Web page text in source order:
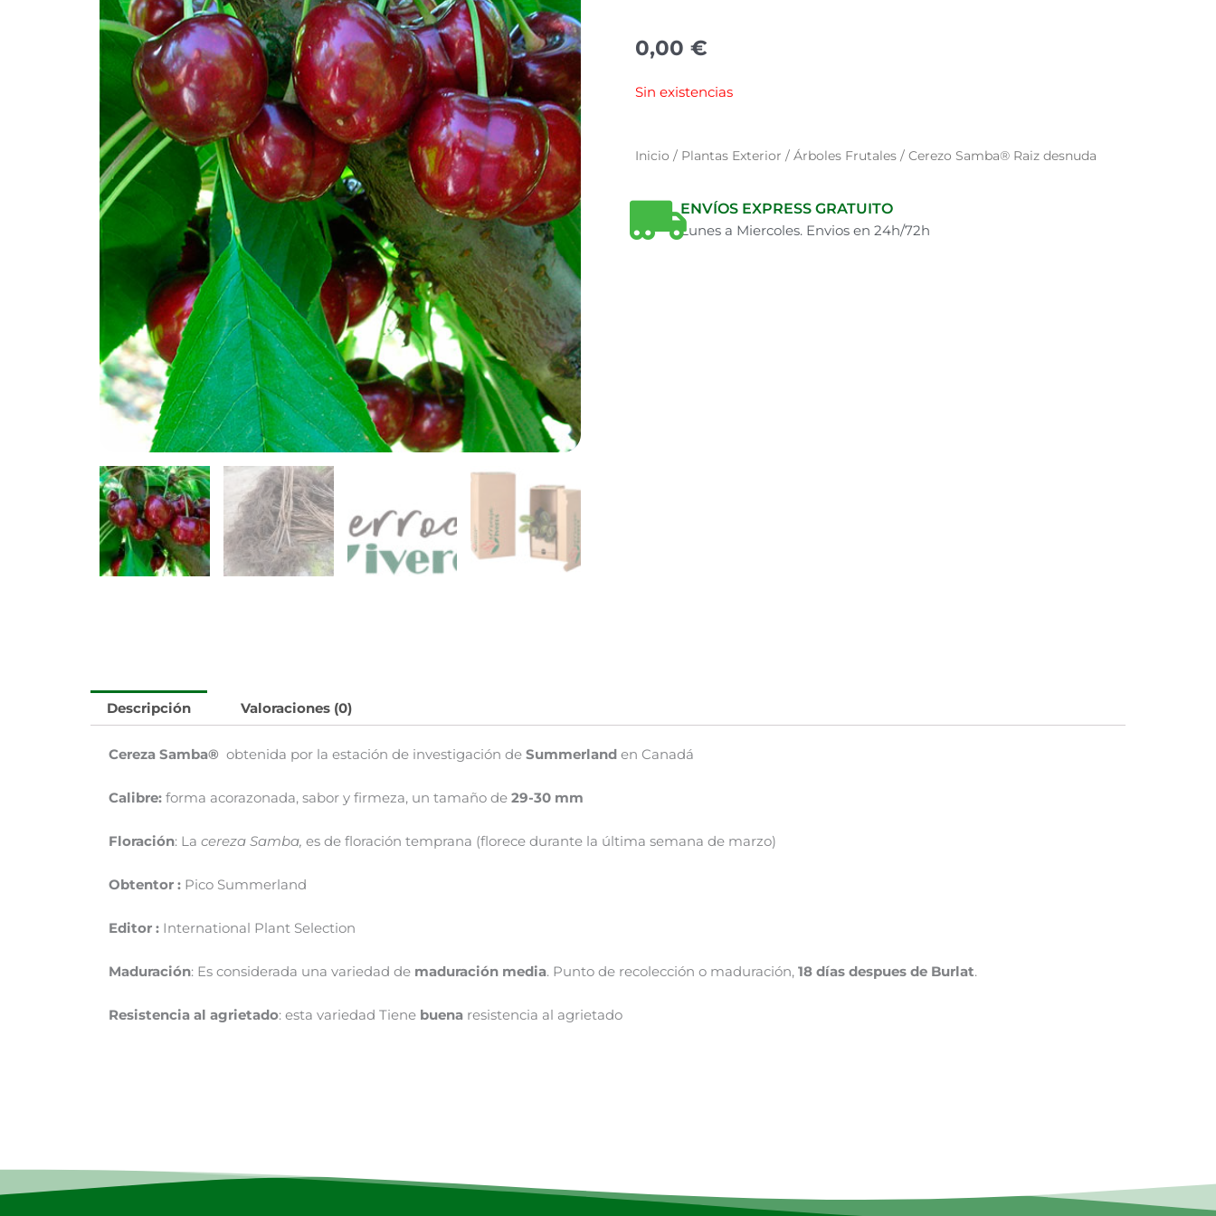
0,00 €
Sin existencias
Inicio / Plantas Exterior / Árboles Frutales / Cerezo Samba® Raiz desnuda
ENVÍOS EXPRESS GRATUITO
Lunes a Miercoles. Envios en 24h/72h
Descripción Valoraciones (0)
Cereza Samba® obtenida por la estación de investigación de Summerland en Canadá
Calibre: forma acorazonada, sabor y firmeza, un tamaño de 29-30 mm
Floración: La cereza Samba, es de floración temprana (florece durante la última semana de marzo)
Obtentor : Pico Summerland
Editor : International Plant Selection
Maduración: Es considerada una variedad de maduración media. Punto de recolección o maduración, 18 días despues de Burlat.
Resistencia al agrietado: esta variedad Tiene buena resistencia al agrietado